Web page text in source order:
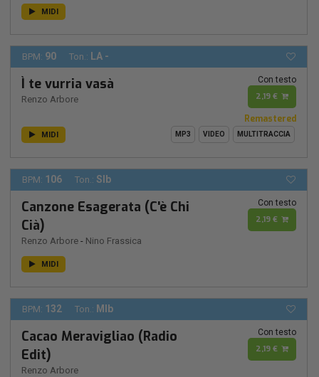
MIDI
BPM: 90 Ton.: LA -
Ì te vurria vasà
Renzo Arbore
Con testo
2,19 €
Remastered
MIDI MP3 VIDEO MULTITRACCIA
BPM: 106 Ton.: SIb
Canzone Esagerata (C'è Chi
Cià)
Renzo Arbore - Nino Frassica
Con testo
2,19 €
MIDI
BPM: 132 Ton.: MIb
Cacao Meravigliao (Radio
Edit)
Renzo Arbore
Con testo
2,19 €